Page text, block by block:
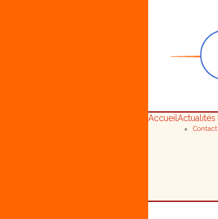
Accueil Actualités
Contact